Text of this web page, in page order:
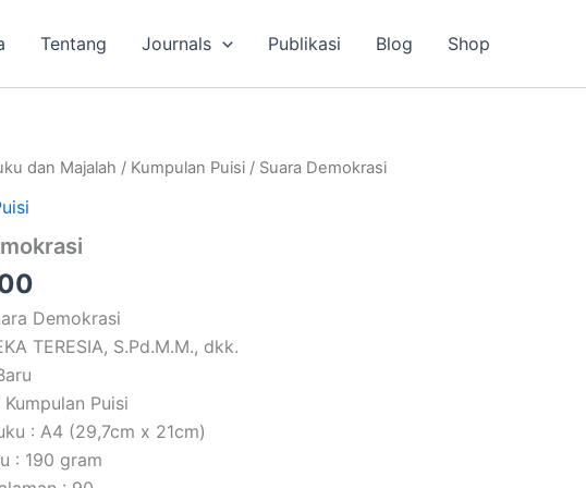
Tentang Journals Publikasi Blog Shop
dan Majalah / Kumpulan Puisi / Suara Demokrasi
Demokrasi
TERESIA, S.Pd.M.M., dkk.
Puisi
: A4 (29,7cm x 21cm)
: 190 gram